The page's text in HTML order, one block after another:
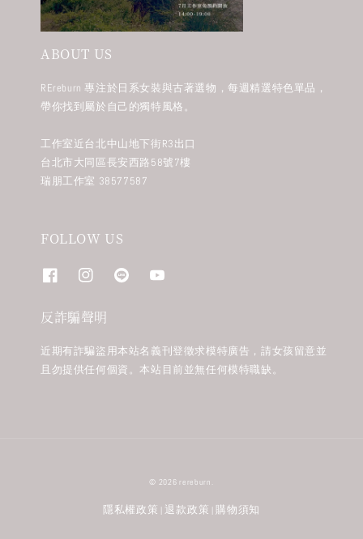
ABOUT US
REreburn 專注於日系女裝與古著選物，每週精選特色單品，
帶你找到屬於自己的獨特風格。
工作室近台北中山地下街R3出口
台北市大同區長安西路58號7樓
瑞朋工作室 38577587
FOLLOW US
反詐騙聲明
近期有詐騙盜用本站名義刊登徵求模特廣告，請女孩留意並
且勿提供任何個資。本站目前並無任何模特職缺。
© 2026 rereburn.
隱私權政策 退款政策 購物須知